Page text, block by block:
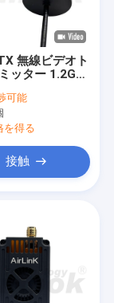
無線ビデオト
ッター 1.2G
指標と調整可
源レベル
可能
を得る
接触